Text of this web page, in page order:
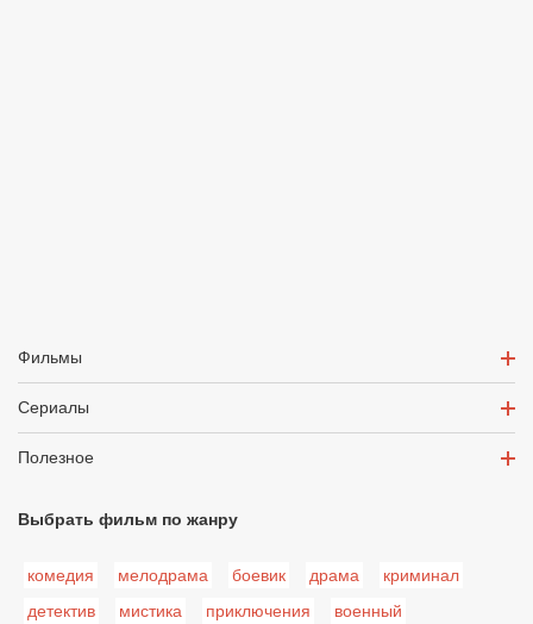
Фильмы
Сериалы
Полезное
Выбрать фильм по жанру
комедия мелодрама боевик драма
криминал
детектив
мистика приключения военный